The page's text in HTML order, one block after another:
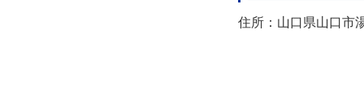
住所：山口県山口市